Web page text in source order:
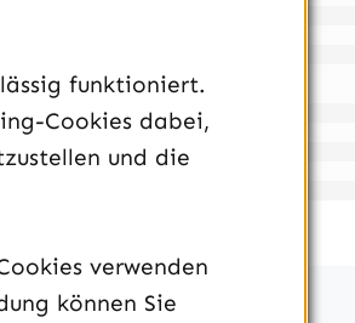
funktioniert.
Cookies dabei,
und die
verwenden
können Sie